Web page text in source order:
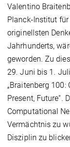
Valentino
Planck-Institut
originellsten
Jahrhunderts,
geworden. Zu
29. Juni bis 1.
„Braitenberg
Present, Future“.
Computational
Vermächtnis zu
Disziplin zu